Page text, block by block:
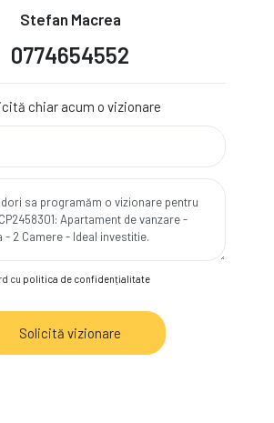
Stefan Macrea
0774654552
chiar acum o vizionare
cu politica de confidențialitate
Solicită vizionare